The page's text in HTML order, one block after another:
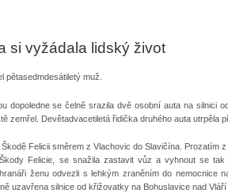
si vyžádala lidský život
pětasedmdesátiletý muž.
dopoledne se čelně srazila dvě osobní auta na silnici
zemřel. Devětadvacetiletá řidička druhého auta utrpěla
Felicii směrem z Vlachovic do Slavičína. Prozatím
Felicie, se snažila zastavit vůz a vyhnout se
ženu odvezli s lehkým zraněním do nemocnice
uzavřena silnice od křižovatky na Bohuslavice nad